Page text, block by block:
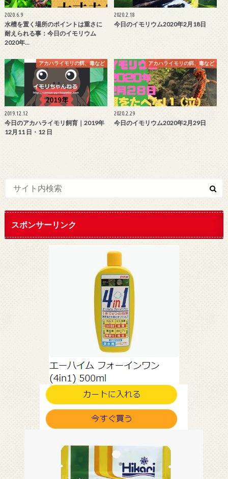
2020.6.9
水槽を置く場所のポイントは重さに
耐えられる事：今日のイモリウム
2020年…
2020.2.18
今日のイモリウム2020年2月18日
アカハライモリの餌、毒など
2019.12.12
今日のアカハライモリ飼育｜2019年
12月11 日・12 日
アカハライモリの餌、毒など
2020.2.29
今日のイモリウム2020年2月29日
スポンサーリンク